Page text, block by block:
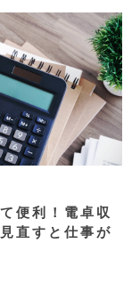
便利！電卓収
直すと仕事が